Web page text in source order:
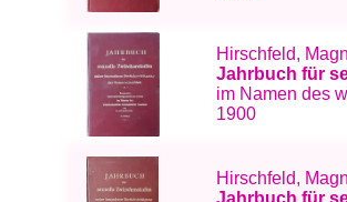
Hirschfeld,
Jahrbuch für
im Namen des
1900
Hirschfeld,
Jahrbuch für